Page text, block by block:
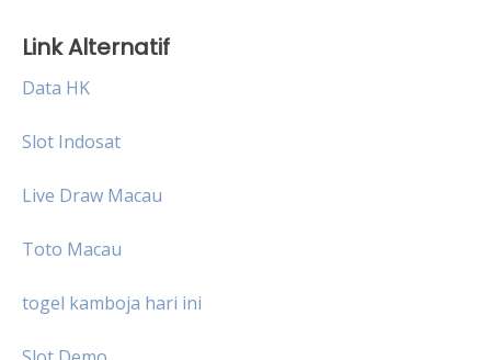
Link Alternatif
Data HK
Slot Indosat
Live Draw Macau
Toto Macau
togel kamboja hari ini